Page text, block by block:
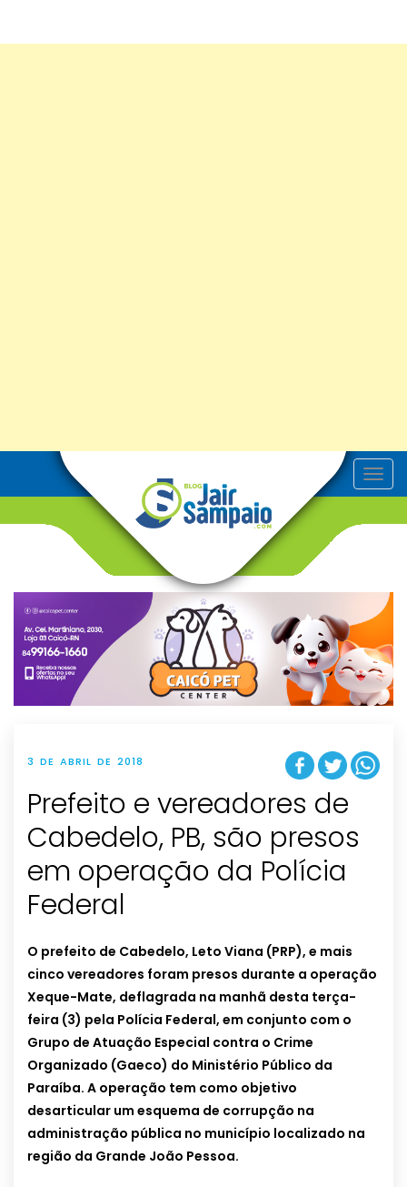
T
o
v
g
t
i
o
n
3 DE ABRIL DE 2018
Prefeito e vereadores de
Cabedelo, PB, são presos
em operação da Polícia
Federal
O prefeito de Cabedelo, Leto Viana (PRP), e mais
cinco vereadores foram presos durante a operação
Xeque-Mate, deflagrada na manhã desta terça-
feira (3) pela Polícia Federal, em conjunto com o
Grupo de Atuação Especial contra o Crime
Organizado (Gaeco) do Ministério Público da
Paraíba. A operação tem como objetivo
desarticular um esquema de corrupção na
administração pública no município localizado na
região da Grande João Pessoa.